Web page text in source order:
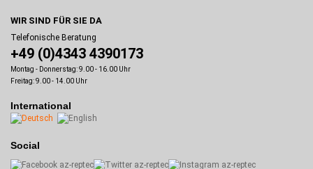
WIR SIND FÜR SIE DA
Telefonische Beratung
+49 (0)4343 4390173
Montag - Donnerstag: 9.00 - 16.00 Uhr
Freitag: 9.00 - 14.00 Uhr
International
Social